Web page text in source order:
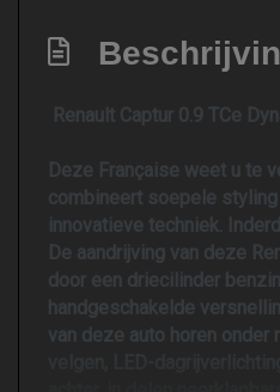
Elektrische ramen voor
Stuur en
Stuur leder
Stuur verstelbaar
Stuurbekrachtiging
Overige
Renault Captur 0.9 TCe
Deze Française weet u te
combineert soepele
innovatieve techniek.
De aandrijving van deze
door een driecilinder
handgeschakelde
van deze auto horen onder